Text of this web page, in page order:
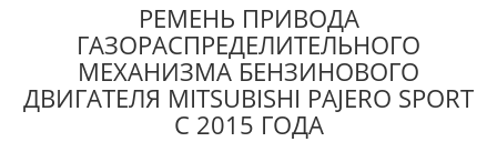
РЕМЕНЬ ПРИВОДА
ГАЗОРАСПРЕДЕЛИТЕЛЬНОГО
МЕХАНИЗМА БЕНЗИНОВОГО
ДВИГАТЕЛЯ MITSUBISHI PAJERO SPORT
С 2015 ГОДА